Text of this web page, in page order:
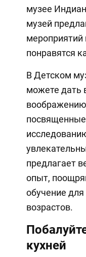
музее
музей
мероприятий
понравятся
В Детском
можете дать
предлагает
опыт,
обучение для
возрастов.
кухней